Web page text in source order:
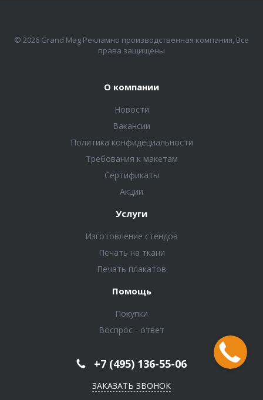
© 2026 Grand Mag Рекламно производственная компания, Все
права защищены
О компании
Новости
Вакансии
Политика конфидециальности
Требования к макетам
Сертификаты
Акции
Услуги
Изготовление стендов
Печать на ткани
Печать плакатов
Помощь
Покупки
Воспрос - ответ
+7 (495) 136-55-06
ЗАКАЗАТЬ ЗВОНОК